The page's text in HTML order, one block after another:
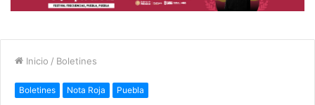
Inicio / Boletines
Boletines Nota Roja Puebla